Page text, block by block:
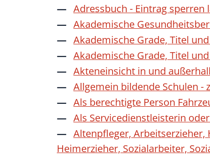
Adressbuch - Eintrag sperren
Akademische
Akademische Grade, Titel
Akademische Grade, Titel
Akteneinsicht in und
Allgemein bildende Schulen -
Als berechtigte Person
Als Servicedienstleisterin
Altenpfleger, Arbeitserzieher,
Heimerzieher, Sozialarbeiter,